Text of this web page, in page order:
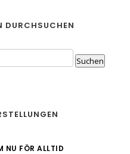
DURCHSUCHEN
NU FÖR ALLTID